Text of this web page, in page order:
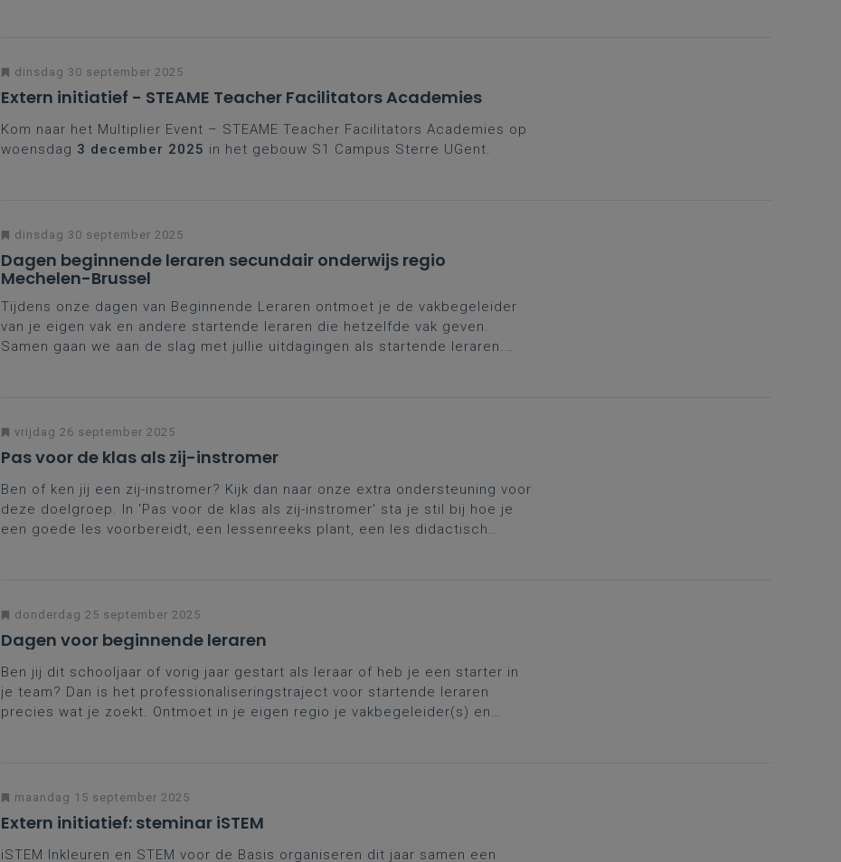
dinsdag 30 september 2025
Extern initiatief - STEAME Teacher Facilitators Academies
Kom naar het Multiplier Event – STEAME Teacher Facilitators Academies op
woensdag 3 december 2025 in het gebouw S1 Campus Sterre UGent.
dinsdag 30 september 2025
Dagen beginnende leraren secundair onderwijs regio
Mechelen-Brussel
Tijdens onze dagen van Beginnende Leraren ontmoet je de vakbegeleider
van je eigen vak en andere startende leraren die hetzelfde vak geven.
Samen gaan we aan de slag met jullie uitdagingen als startende leraren.
Mechelen
vrijdag 26 september 2025
Pas voor de klas als zij-instromer
Ben of ken jij een zij-instromer? Kijk dan naar onze extra ondersteuning voor
deze doelgroep. In 'Pas voor de klas als zij-instromer' sta je stil bij hoe je
een goede les voorbereidt, een lessenreeks plant, een les didactisch
donderdag 25 september 2025
Dagen voor beginnende leraren
Ben jij dit schooljaar of vorig jaar gestart als leraar of heb je een starter in
je team? Dan is het professionaliseringstraject voor startende leraren
precies wat je zoekt. Ontmoet in je eigen regio je vakbegeleider(s) en
maandag 15 september 2025
Extern initiatief: steminar iSTEM
iSTEM Inkleuren en STEM voor de Basis organiseren dit jaar samen een